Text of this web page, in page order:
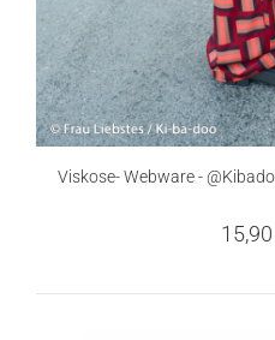
Viskose- Webware -